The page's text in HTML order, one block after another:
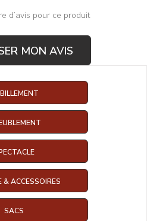
d’avis pour ce produit
MON AVIS
& ACCESSOIRES
SACS